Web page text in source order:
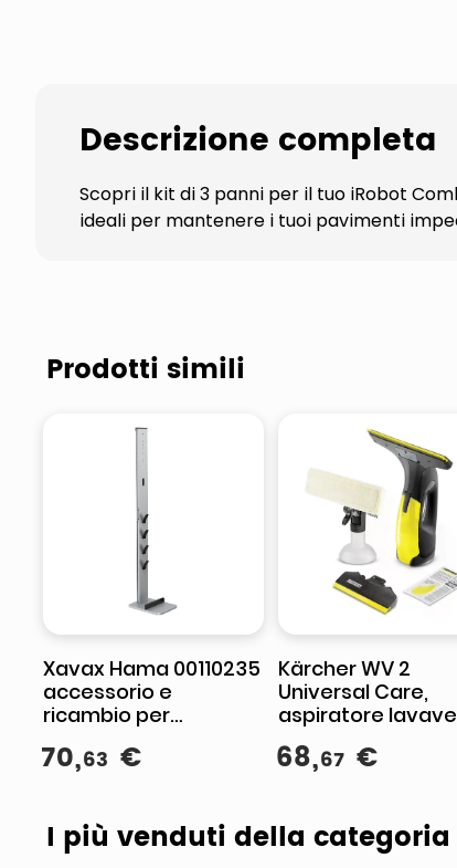
Descrizione completa
Scopri il kit di 3 panni per il tuo iRobot
ideali per mantenere i tuoi pavimenti
Prodotti simili
Xavax Hama 00110235
accessorio e
ricambio per
Supporto per
70,63 €
Kärcher WV 2
Universal Care,
aspiratore
batteria ai ioni di
35 min autonomia,
68,67 €
I più venduti della categoria